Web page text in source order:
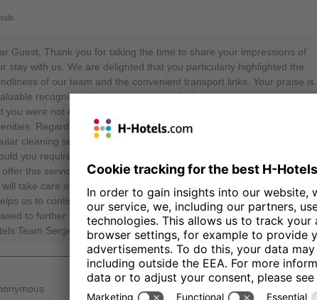
Guest, Thank you for taking the time to share your impressions of
stay with us. We are delighted that you particularly highlighted the
of our team and the convenient transport links. Your praise is
recognition for our entire team. At the same time, we regret
you were not entirely satisfied with the cleanliness and room
Regarding room cleaning, we would like to inform you that our
cleaning service for longer stays takes place on the third day.
you require additional cleaning or a change of linens in between,
offer this service free of charge at any time. Please let us know, and
will take care of it immediately. We appreciate your open feedback, as
us to continuously improve the quality of our hotel. We would be
to further impress you during your next stay. Sincerely, Your H-
Team Sergej Rosenberg - Online Reputation Manager